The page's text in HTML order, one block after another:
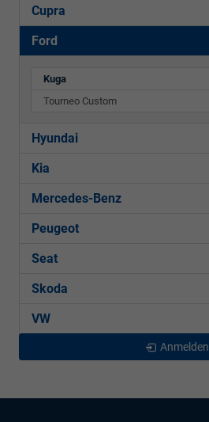
Cupra
Ford
Kuga
Tourneo Custom
Hyundai
Kia
Mercedes-Benz
Peugeot
Seat
Skoda
VW
Anmelden